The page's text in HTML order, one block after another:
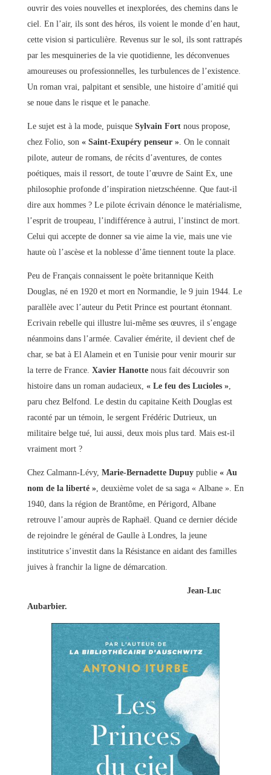
ouvrir des voies nouvelles et inexplorées, des chemins dans le
ciel. En l’air, ils sont des héros, ils voient le monde d’en haut,
cette vision si particulière. Revenus sur le sol, ils sont rattrapés
par les mesquineries de la vie quotidienne, les déconvenues
amoureuses ou professionnelles, les turbulences de l’existence.
Un roman vrai, palpitant et sensible, une histoire d’amitié qui
se noue dans le risque et le panache.
Le sujet est à la mode, puisque Sylvain Fort nous propose,
chez Folio, son « Saint-Exupéry penseur ». On le connait
pilote, auteur de romans, de récits d’aventures, de contes
poétiques, mais il ressort, de toute l’œuvre de Saint Ex, une
philosophie profonde d’inspiration nietzschéenne. Que faut-il
dire aux hommes ? Le pilote écrivain dénonce le matérialisme,
l’esprit de troupeau, l’indifférence à autrui, l’instinct de mort.
Celui qui accepte de donner sa vie aime la vie, mais une vie
haute où l’ascèse et la noblesse d’âme tiennent toute la place.
Peu de Français connaissent le poète britannique Keith
Douglas, né en 1920 et mort en Normandie, le 9 juin 1944. Le
parallèle avec l’auteur du Petit Prince est pourtant étonnant.
Ecrivain rebelle qui illustre lui-même ses œuvres, il s’engage
néanmoins dans l’armée. Cavalier émérite, il devient chef de
char, se bat à El Alamein et en Tunisie pour venir mourir sur
la terre de France. Xavier Hanotte nous fait découvrir son
histoire dans un roman audacieux, « Le feu des Lucioles »,
paru chez Belfond. Le destin du capitaine Keith Douglas est
raconté par un témoin, le sergent Frédéric Dutrieux, un
militaire belge tué, lui aussi, deux mois plus tard. Mais est-il
vraiment mort ?
Chez Calmann-Lévy, Marie-Bernadette Dupuy publie « Au
nom de la liberté », deuxième volet de sa saga « Albane ». En
1940, dans la région de Brantôme, en Périgord, Albane
retrouve l’amour auprès de Raphaël. Quand ce dernier décide
de rejoindre le général de Gaulle à Londres, la jeune
institutrice s’investit dans la Résistance en aidant des familles
juives à franchir la ligne de démarcation.
Jean-Luc
Aubarbier.